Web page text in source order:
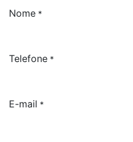
Nome *
Telefone *
E-mail *